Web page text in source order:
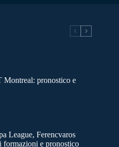
Montreal: pronostico e
League, Ferencvaros
e pronostico